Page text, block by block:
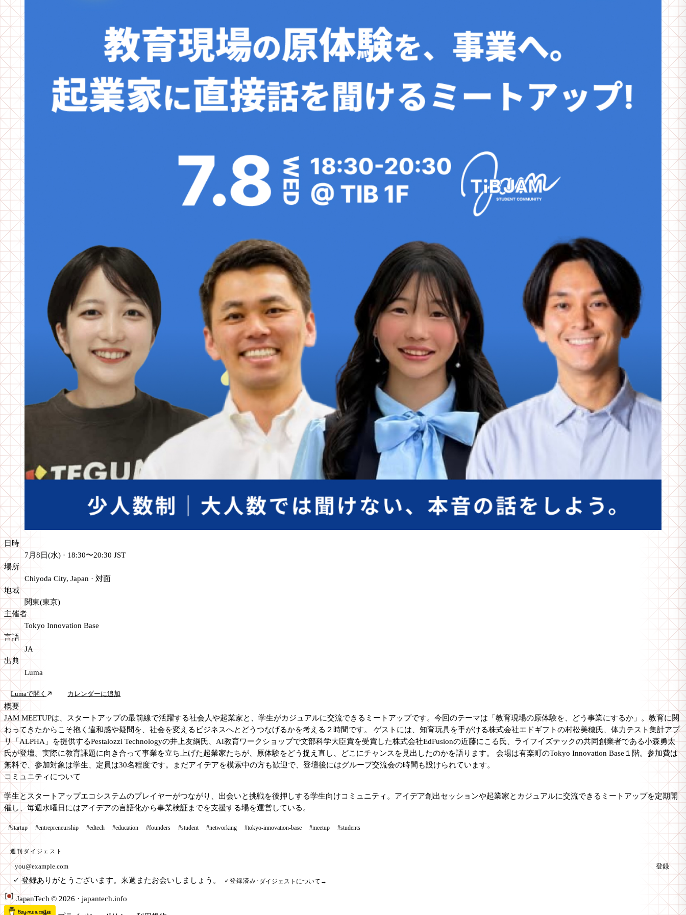
日時
7月8日(水) · 18:30〜20:30 JST
場所
Chiyoda City, Japan · 対面
地域
関東(東京)
主催者
Tokyo Innovation Base
言語
JA
出典
Luma
Lumaで開く カレンダーに追加
概要
JAM MEETUPは、スタートアップの最前線で活躍する社会人や起業家と、学生がカジュアルに交流できるミートアップです。今回のテーマは「教育現場の原体験を、どう事業にするか」。教育に関
わってきたからこそ抱く違和感や疑問を、社会を変えるビジネスへとどうつなげるかを考える２時間です。 ゲストには、知育玩具を手がける株式会社エドギフトの村松美穂氏、体力テスト集計アプ
リ「ALPHA」を提供するPestalozzi Technologyの井上友綱氏、AI教育ワークショップで文部科学大臣賞を受賞した株式会社EdFusionの近藤にこる氏、ライフイズテックの共同創業者である小森勇太
氏が登壇。実際に教育課題に向き合って事業を立ち上げた起業家たちが、原体験をどう捉え直し、どこにチャンスを見出したのかを語ります。 会場は有楽町のTokyo Innovation Base１階。参加費は
無料で、参加対象は学生、定員は30名程度です。まだアイデアを模索中の方も歓迎で、登壇後にはグループ交流会の時間も設けられています。
コミュニティについて
学生とスタートアップエコシステムのプレイヤーがつながり、出会いと挑戦を後押しする学生向けコミュニティ。アイデア創出セッションや起業家とカジュアルに交流できるミートアップを定期開
催し、毎週水曜日にはアイデアの言語化から事業検証までを支援する場を運営している。
#startup #entrepreneurship #edtech #education #founders #student #networking #tokyo-innovation-base #meetup #students
週刊ダイジェスト
メールアドレス
登録
✓ 登録ありがとうございます。来週またお会いしましょう。 ✓ 登録済み · ダイジェストについて →
JapanTech © 2026 · japantech.info